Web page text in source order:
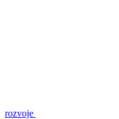
rozvoje